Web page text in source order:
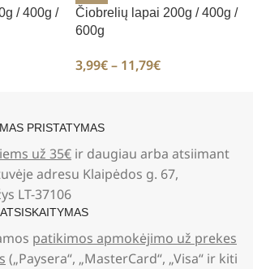
/ 400g /
Čiobrelių lapai 200g / 400g /
600g
3,99€– 11,79€
PRISTATYMAS
už 35€ ir daugiau arba atsiimant
adresu Klaipėdos g. 67,
LT-37106
patikimos apmokėjimo už prekes
(„Paysera“, „MasterCard“, „Visa“ ir kiti